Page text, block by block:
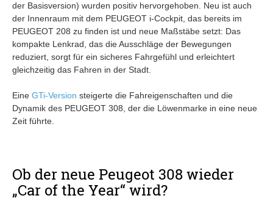
der Basisversion) wurden positiv hervorgehoben. Neu ist auch
der Innenraum mit dem PEUGEOT i-Cockpit, das bereits im
PEUGEOT 208 zu finden ist und neue Maßstäbe setzt: Das
kompakte Lenkrad, das die Ausschläge der Bewegungen
reduziert, sorgt für ein sicheres Fahrgefühl und erleichtert
gleichzeitig das Fahren in der Stadt.
Eine GTi-Version steigerte die Fahreigenschaften und die
Dynamik des PEUGEOT 308, der die Löwenmarke in eine neue
Zeit führte.
Ob der neue Peugeot 308 wieder
„Car of the Year“ wird?